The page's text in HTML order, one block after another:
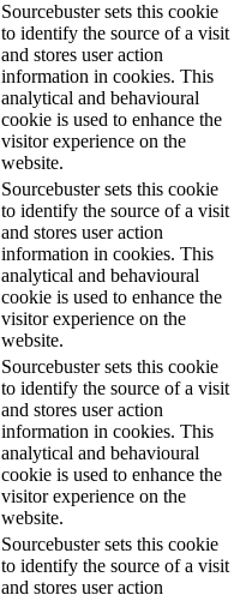
Sourcebuster sets this cookie
to identify the source of a visit
and stores user action
information in cookies. This
analytical and behavioural
cookie is used to enhance the
visitor experience on the
website.
Sourcebuster sets this cookie
to identify the source of a visit
and stores user action
information in cookies. This
analytical and behavioural
cookie is used to enhance the
visitor experience on the
website.
Sourcebuster sets this cookie
to identify the source of a visit
and stores user action
information in cookies. This
analytical and behavioural
cookie is used to enhance the
visitor experience on the
website.
Sourcebuster sets this cookie
to identify the source of a visit
and stores user action